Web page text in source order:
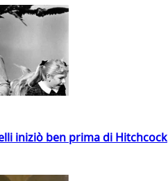
iniziò ben prima di Hitchcock